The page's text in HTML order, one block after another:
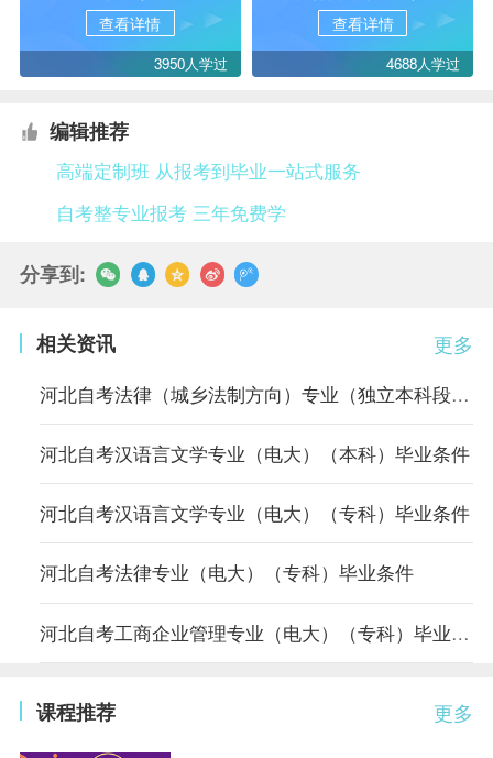
查看详情
3950人学过
查看详情
4688人学过
编辑推荐
高端定制班 从报考到毕业一站式服务
自考整专业报考 三年免费学
分享到:
更多
相关资讯
河北自考法律（城乡法制方向）专业（独立本科段）毕业条件
河北自考汉语言文学专业（电大）（本科）毕业条件
河北自考汉语言文学专业（电大）（专科）毕业条件
河北自考法律专业（电大）（专科）毕业条件
河北自考工商企业管理专业（电大）（专科）毕业条件
更多
课程推荐